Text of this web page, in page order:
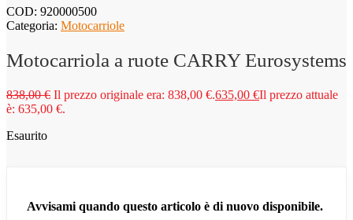
COD: 920000500
Categoria: Motocarriole
Motocarriola a ruote CARRY Eurosystems
838,00€ Il prezzo originale era: 838,00 €.635,00 €Il prezzo attuale
è: 635,00 €.
Esaurito
Avvisami quando questo articolo è di nuovo disponibile.